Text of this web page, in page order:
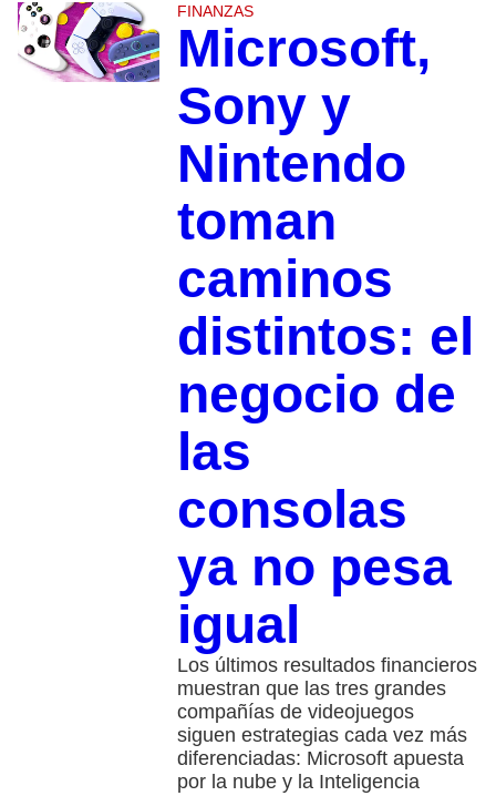
FINANZAS
Microsoft,
Sony y
Nintendo
toman
caminos
distintos: el
negocio de
las
consolas
ya no pesa
igual
Los últimos resultados financieros
muestran que las tres grandes
compañías de videojuegos
siguen estrategias cada vez más
diferenciadas: Microsoft apuesta
por la nube y la Inteligencia